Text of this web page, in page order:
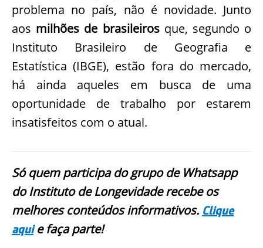
problema no país, não é novidade. Junto
aos milhões de brasileirosque, segundo o
Instituto Brasileiro de Geografia e
Estatística (IBGE), estão fora do mercado,
há ainda aqueles em busca de uma
oportunidade de trabalho por estarem
insatisfeitos com o atual.
Só quem participa do grupo de Whatsapp
do Instituto de Longevidade recebe os
melhores conteúdos informativos. Clique
aquie faça parte!